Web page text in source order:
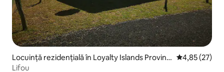
Locuință rezidențială în Loyalty Islands Provinc
e
Scor mediu
4,85 (27)
Lifou